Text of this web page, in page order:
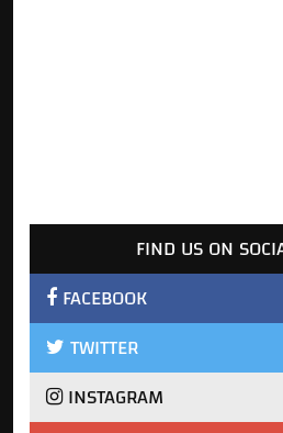
FIND US ON
FACEBOOK
TWITTER
INSTAGRAM